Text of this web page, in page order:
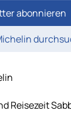
abonnieren
Reisezeit